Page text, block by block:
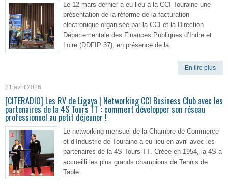
Le 12 mars dernier a eu lieu à la CCI Touraine une
présentation de la réforme de la facturation
électronique organisée par la CCI et la Direction
Départementale des Finances Publiques d’Indre et
Loire (DDFIP 37), en présence de la
En lire plus
21 avril 2026
[CITERADIO] Les RV de Ligaya | Networking CCI Business Club avec les
partenaires de la 4S Tours TT : comment développer son réseau
professionnel au petit déjeuner !
Le networking mensuel de la Chambre de Commerce
et d’Industrie de Touraine a eu lieu en avril avec les
partenaires de la 4S Tours TT. Créée en 1954, la 4S a
accueilli les plus grands champions de Tennis de
Table